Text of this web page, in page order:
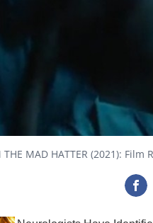
THE MAD HATTER (2021):